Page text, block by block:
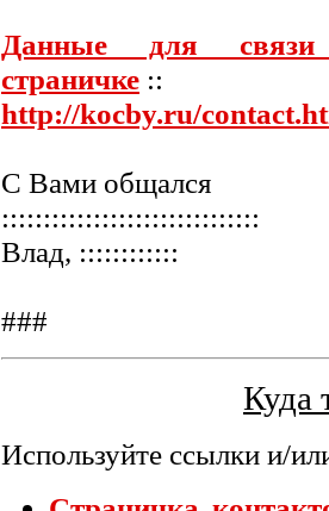
Данные для
страничке ::
http://kocby.ru/
С Вами общался
:::::::::::::::::::::::::::::::
Влад, ::::::::::::
###
Куда
Используйте ссылки и/